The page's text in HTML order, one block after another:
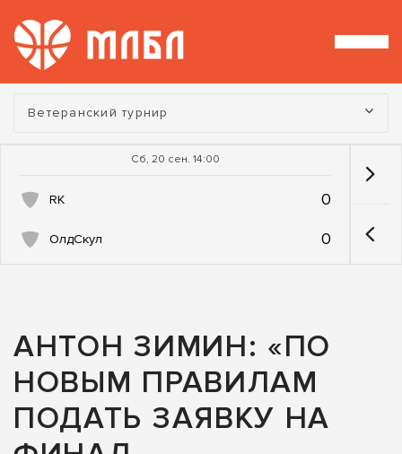
Турнир:
Ветеранский турнир
Сб, 20 сен. 14:00
RK 0
ОлдСкул 0
АНТОН ЗИМИН: «ПО
НОВЫМ ПРАВИЛАМ
ПОДАТЬ ЗАЯВКУ НА